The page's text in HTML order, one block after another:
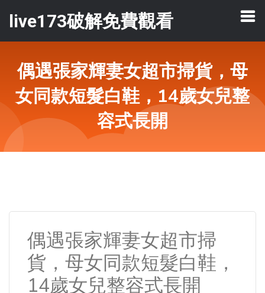
live173破解免費觀看
偶遇張家輝妻女超市掃貨，母
女同款短髮白鞋，14歲女兒整
容式長開
偶遇張家輝妻女超市掃
貨，母女同款短髮白鞋，
14歲女兒整容式長開